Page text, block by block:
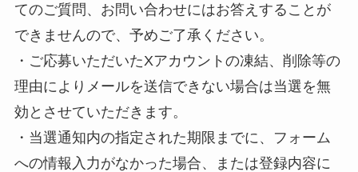
てのご質問、お問い合わせにはお答えすることが
できませんので、予めご了承ください。
・ご応募いただいたXアカウントの凍結、削除等の
理由によりメールを送信できない場合は当選を無
効とさせていただきます。
・当選通知内の指定された期限までに、フォーム
への情報入力がなかった場合、または登録内容に